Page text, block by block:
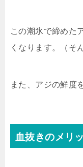
この潮氷で締めた
くなります。（そ
また、アジの鮮度
血抜きのメリ